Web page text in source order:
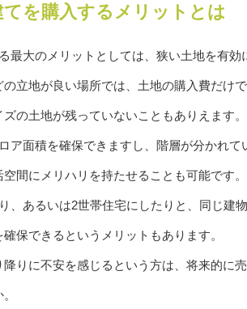
を購入するメリットとは
最大のメリットとしては、狭い土地を有効
立地が良い場所では、土地の購入費だけ
の土地が残っていないこともありえます。
ア面積を確保できますし、階層が分かれて
間にメリハリを持たせることも可能です。
、あるいは2世帯住宅にしたりと、同じ建
保できるというメリットもあります。
りに不安を感じるという方は、将来的に